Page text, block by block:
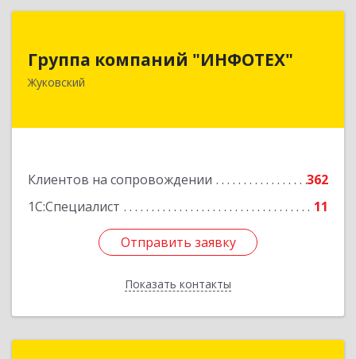
Группа компаний "ИНФОТЕХ"
Жуковский
Клиентов на сопровождении
362
1С:Специалист
11
Отправить заявку
Показать контакты
140180, Московская обл, Жуковский г, Чкалова
Подробнее
Отправить заявку
Назад